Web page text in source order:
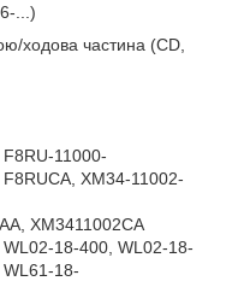
...)
ходова частина (CD,
11000-
XM34-11002-
XM3411002CA
18-400, WL02-18-
18-